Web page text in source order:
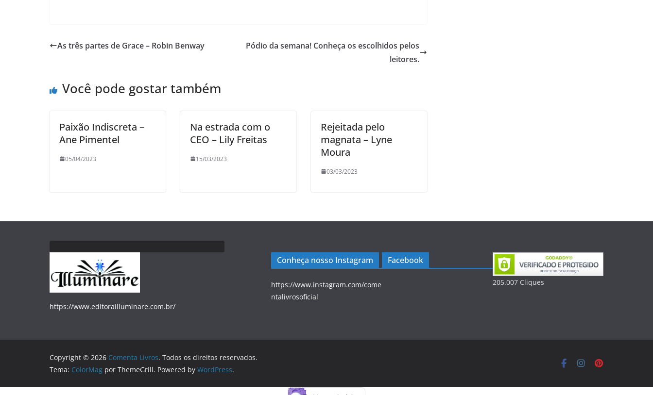
As três partes de Grace – Robin Benway
Pódio da semana! Conheça os escolhidos pelos
leitores.
Você pode gostar também
Paixão Indiscreta –
Ane Pimentel
05/04/2023
Na estrada com o
CEO – Lily Freitas
15/03/2023
Rejeitada pelo
magnata – Lyne
Moura
03/03/2023
https://www.editorailluminare.com.br/
Conheça nosso Instagram
https://www.instagram.com/come
ntalivrosoficial
Facebook
205.007 Cliques
Copyright © 2026 Comenta Livros. Todos os direitos reservados.
Tema: ColorMag por ThemeGrill. Powered by WordPress.